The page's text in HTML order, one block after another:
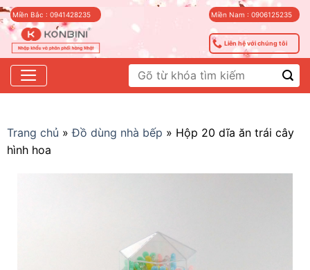
Skip
to
content
Miền Bắc : 0941428235 Miền Nam : 0906125235
Liên hệ với chúng tôi
Tìm
kiếm:
Trang chủ »Đồ dùng nhà bếp » Hộp 20 dĩa ăn trái cây
hình hoa